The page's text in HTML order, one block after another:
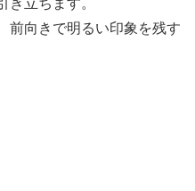
前向きで明るい印象を残す